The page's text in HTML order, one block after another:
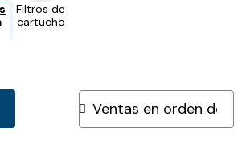
Filtros de
cartucho